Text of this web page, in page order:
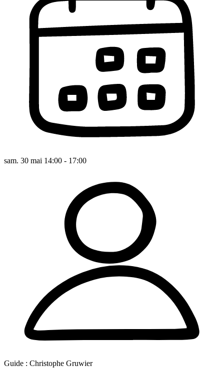
sam. 30 mai 14:00 - 17:00
Guide : Christophe Gruwier